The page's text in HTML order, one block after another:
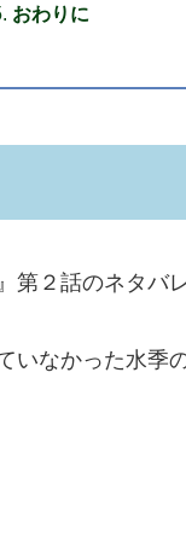
おわりに
第２話のネタバ
いなかった水季